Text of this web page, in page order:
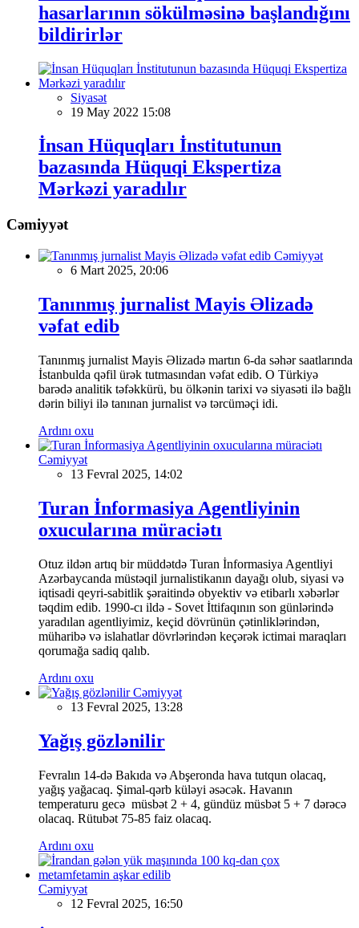
hasarlarının sökülməsinə başlandığını
bildirirlər
Siyasət
19 May 2022 15:08
İnsan Hüquqları İnstitutunun
bazasında Hüquqi Ekspertiza
Mərkəzi yaradılır
Cəmiyyət
Cəmiyyət
6 Mart 2025, 20:06
Tanınmış jurnalist Mayis Əlizadə
vəfat edib
Tanınmış jurnalist Mayis Əlizadə martın 6-da səhər saatlarında
İstanbulda qəfil ürək tutmasından vəfat edib. O Türkiyə
barədə analitik təfəkkürü, bu ölkənin tarixi və siyasəti ilə bağlı
dərin biliyi ilə tanınan jurnalist və tərcüməçi idi.
Ardını oxu
Cəmiyyət
13 Fevral 2025, 14:02
Turan İnformasiya Agentliyinin
oxucularına müraciətı
Otuz ildən artıq bir müddətdə Turan İnformasiya Agentliyi
Azərbaycanda müstəqil jurnalistikanın dayağı olub, siyasi və
iqtisadi qeyri-sabitlik şəraitində obyektiv və etibarlı xəbərlər
təqdim edib. 1990-cı ildə - Sovet İttifaqının son günlərində
yaradılan agentliyimiz, keçid dövrünün çətinliklərindən,
müharibə və islahatlar dövrlərindən keçərək ictimai maraqları
qorumağa sadiq qalıb.
Ardını oxu
Cəmiyyət
13 Fevral 2025, 13:28
Yağış gözlənilir
Fevralın 14-də Bakıda və Abşeronda hava tutqun olacaq,
yağış yağacaq. Şimal-qərb küləyi əsəcək. Havanın
temperaturu gecə müsbət 2 + 4, gündüz müsbət 5 + 7 dərəcə
olacaq. Rütubət 75-85 faiz olacaq.
Ardını oxu
Cəmiyyət
12 Fevral 2025, 16:50